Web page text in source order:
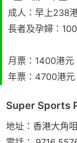
成人：早上238
長者及孕婦：
月票：1400港元
年票：4700港元
Super Sports
地址：香港大角